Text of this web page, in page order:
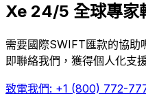
Xe 24/5 全球專家
需要國際SWIFT匯款的協助
即聯絡我們，獲得個人化支援
致電我們: +1 (800) 772-